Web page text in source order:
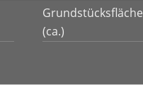
Grundstücksfläche
(ca.)